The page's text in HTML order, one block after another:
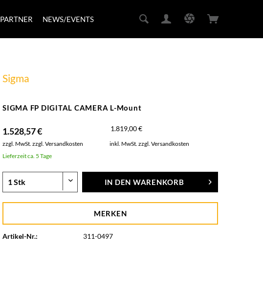
PARTNER NEWS/EVENTS
Sigma
SIGMA FP DIGITAL CAMERA L-Mount
1.528,57 € 1.819,00 €
zzgl. MwSt.zzgl. Versandkosten inkl. MwSt.zzgl. Versandkosten
Lieferzeit ca. 5 Tage
IN DEN WARENKORB
MERKEN
Artikel-Nr.: 311-0497